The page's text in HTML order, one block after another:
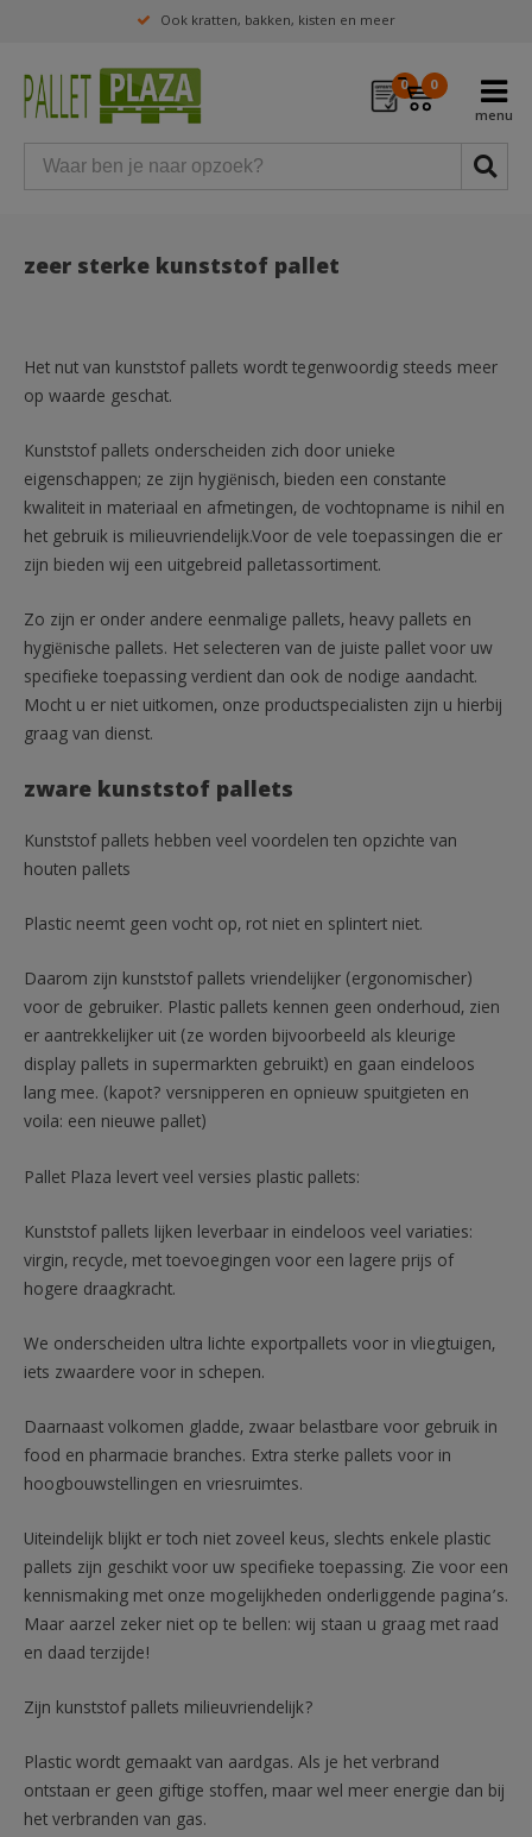
Ook kratten, bakken, kisten en meer
0 0
zeer sterke kunststof pallet
Het nut van kunststof pallets wordt tegenwoordig steeds meer
op waarde geschat.
Kunststof pallets onderscheiden zich door unieke
eigenschappen; ze zijn hygiënisch, bieden een constante
kwaliteit in materiaal en afmetingen, de vochtopname is nihil en
het gebruik is milieuvriendelijk.Voor de vele toepassingen die er
zijn bieden wij een uitgebreid palletassortiment.
Zo zijn er onder andere eenmalige pallets, heavy pallets en
hygiënische pallets. Het selecteren van de juiste pallet voor uw
specifieke toepassing verdient dan ook de nodige aandacht.
Mocht u er niet uitkomen, onze productspecialisten zijn u hierbij
graag van dienst.
zware kunststof pallets
Kunststof pallets hebben veel voordelen ten opzichte van
houten pallets
Plastic neemt geen vocht op, rot niet en splintert niet.
Daarom zijn kunststof pallets vriendelijker (ergonomischer)
voor de gebruiker. Plastic pallets kennen geen onderhoud, zien
er aantrekkelijker uit (ze worden bijvoorbeeld als kleurige
display pallets in supermarkten gebruikt) en gaan eindeloos
lang mee. (kapot? versnipperen en opnieuw spuitgieten en
voila: een nieuwe pallet)
Pallet Plaza levert veel versies plastic pallets:
Kunststof pallets lijken leverbaar in eindeloos veel variaties:
virgin, recycle, met toevoegingen voor een lagere prijs of
hogere draagkracht.
We onderscheiden ultra lichte exportpallets voor in vliegtuigen,
iets zwaardere voor in schepen.
Daarnaast volkomen gladde, zwaar belastbare voor gebruik in
food en pharmacie branches. Extra sterke pallets voor in
hoogbouwstellingen en vriesruimtes.
Uiteindelijk blijkt er toch niet zoveel keus, slechts enkele plastic
pallets zijn geschikt voor uw specifieke toepassing. Zie voor een
kennismaking met onze mogelijkheden onderliggende pagina’s.
Maar aarzel zeker niet op te bellen: wij staan u graag met raad
en daad terzijde!
Zijn kunststof pallets milieuvriendelijk?
Plastic wordt gemaakt van aardgas. Als je het verbrand
ontstaan er geen giftige stoffen, maar wel meer energie dan bij
het verbranden van gas.